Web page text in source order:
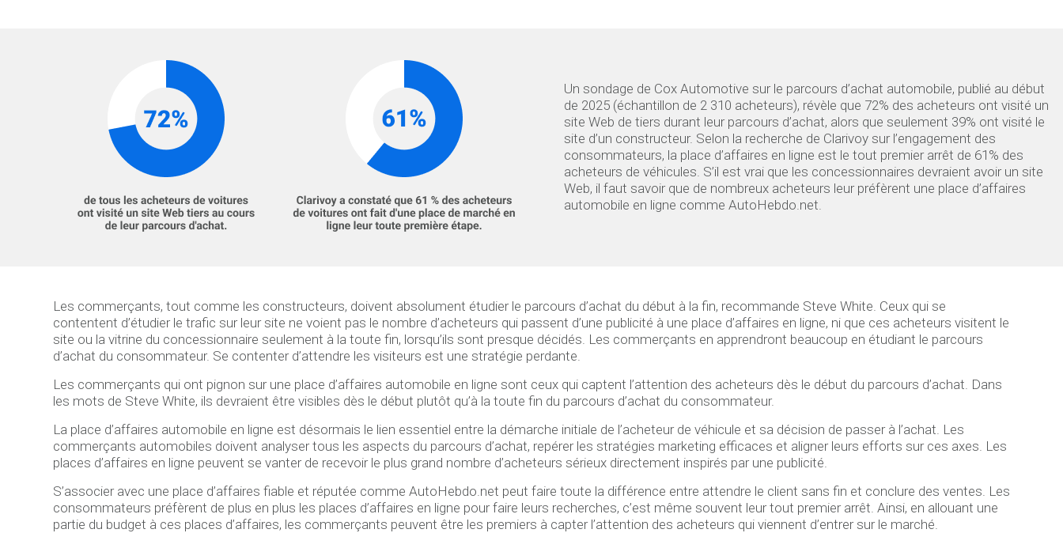
Un sondage de Cox Automotive sur le parcours d’achat automobile, publié au début
de 2025 (échantillon de 2 310 acheteurs), révèle que 72% des acheteurs ont visité un
site Web de tiers durant leur parcours d’achat, alors que seulement 39% ont visité le
site d’un constructeur. Selon la recherche de Clarivoy sur l’engagement des
consommateurs, la place d’affaires en ligne est le tout premier arrêt de 61% des
acheteurs de véhicules. S’il est vrai que les concessionnaires devraient avoir un site
Web, il faut savoir que de nombreux acheteurs leur préfèrent une place d’affaires
automobile en ligne comme AutoHebdo.net.
Les commerçants, tout comme les constructeurs, doivent absolument étudier le parcours d’achat du début à la fin, recommande Steve White. Ceux qui se
contentent d’étudier le trafic sur leur site ne voient pas le nombre d’acheteurs qui passent d’une publicité à une place d’affaires en ligne, ni que ces acheteurs visitent le
site ou la vitrine du concessionnaire seulement à la toute fin, lorsqu’ils sont presque décidés. Les commerçants en apprendront beaucoup en étudiant le parcours
d’achat du consommateur. Se contenter d’attendre les visiteurs est une stratégie perdante.
Les commerçants qui ont pignon sur une place d’affaires automobile en ligne sont ceux qui captent l’attention des acheteurs dès le début du parcours d’achat. Dans
les mots de Steve White, ils devraient être visibles dès le début plutôt qu’à la toute fin du parcours d’achat du consommateur.
La place d’affaires automobile en ligne est désormais le lien essentiel entre la démarche initiale de l’acheteur de véhicule et sa décision de passer à l’achat. Les
commerçants automobiles doivent analyser tous les aspects du parcours d’achat, repérer les stratégies marketing efficaces et aligner leurs efforts sur ces axes. Les
places d’affaires en ligne peuvent se vanter de recevoir le plus grand nombre d’acheteurs sérieux directement inspirés par une publicité.
S’associer avec une place d’affaires fiable et réputée comme AutoHebdo.net peut faire toute la différence entre attendre le client sans fin et conclure des ventes. Les
consommateurs préfèrent de plus en plus les places d’affaires en ligne pour faire leurs recherches, c’est même souvent leur tout premier arrêt. Ainsi, en allouant une
partie du budget à ces places d’affaires, les commerçants peuvent être les premiers à capter l’attention des acheteurs qui viennent d’entrer sur le marché.